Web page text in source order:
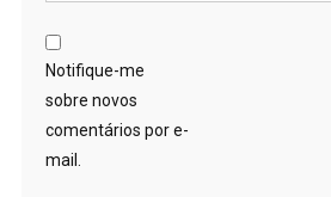
Notifique-me
sobre novos
comentários por e-
mail.